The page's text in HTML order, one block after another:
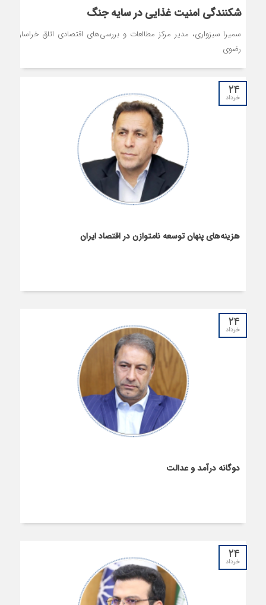
شکنندگی امنیت غذایی در سایه جنگ
سمیرا سبزواری، مدیر مرکز مطالعات و بررسی‌های اقتصادی اتاق خراسان
رضوی
۲۴
خرداد
هزینه‌های پنهان توسعه نامتوازن در اقتصاد ایران
۲۴
خرداد
دوگانه درآمد و عدالت
۲۴
خرداد